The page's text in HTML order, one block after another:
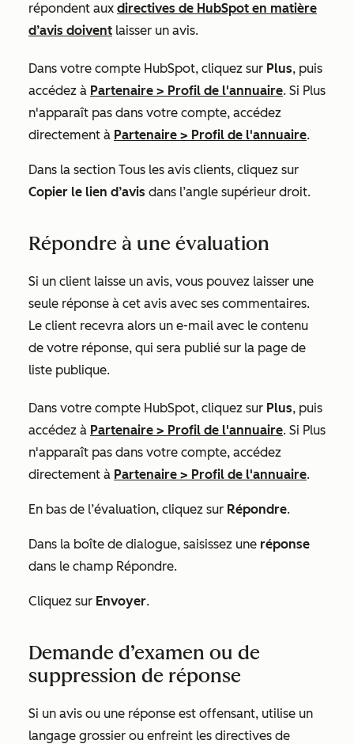
répondent aux directives de HubSpot en matière
d’avis doivent laisser un avis.
Dans votre compte HubSpot, cliquez sur Plus, puis
accédez à Partenaire > Profil de l'annuaire. Si Plus
n'apparaît pas dans votre compte, accédez
directement à Partenaire > Profil de l'annuaire.
Dans la section Tous les avis clients, cliquez sur
Copier le lien d’avis dans l’angle supérieur droit.
Répondre à une évaluation
Si un client laisse un avis, vous pouvez laisser une
seule réponse à cet avis avec ses commentaires.
Le client recevra alors un e-mail avec le contenu
de votre réponse, qui sera publié sur la page de
liste publique.
Dans votre compte HubSpot, cliquez sur Plus, puis
accédez à Partenaire > Profil de l'annuaire. Si Plus
n'apparaît pas dans votre compte, accédez
directement à Partenaire > Profil de l'annuaire.
En bas de l’évaluation, cliquez sur Répondre.
Dans la boîte de dialogue, saisissez une réponse
dans le champ Répondre.
Cliquez sur Envoyer.
Demande d’examen ou de
suppression de réponse
Si un avis ou une réponse est offensant, utilise un
langage grossier ou enfreint les directives de